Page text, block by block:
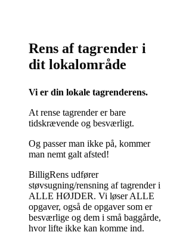
Rens af tagrender i
dit lokalområde
Vi er din lokale tagrenderens.
At rense tagrender er bare
tidskrævende og besværligt.
Og passer man ikke på, kommer
man nemt galt afsted!
BilligRens udfører
støvsugning/rensning af tagrender i
ALLE HØJDER. Vi løser ALLE
opgaver, også de opgaver som er
besværlige og dem i små baggårde,
hvor lifte ikke kan komme ind.